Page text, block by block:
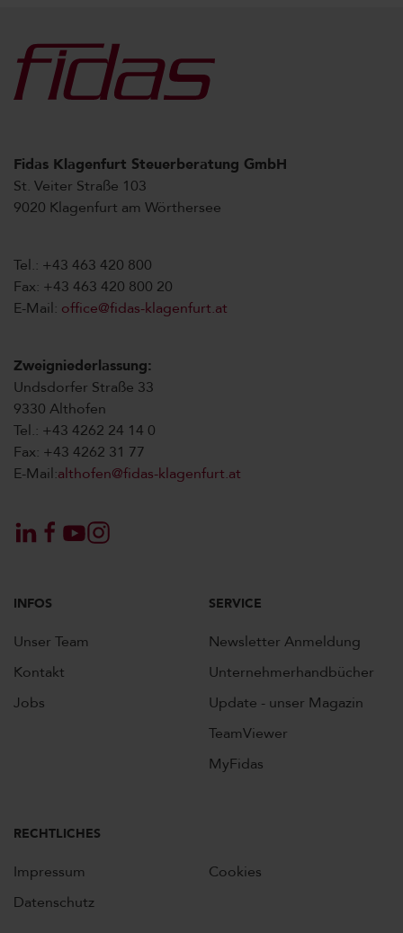
Fidas Klagenfurt Steuerberatung GmbH
St. Veiter Straße 103
9020 Klagenfurt am Wörthersee
Tel.: +43 463 420 800
Fax: +43 463 420 800 20
E-Mail: office@fidas-klagenfurt.at
Zweigniederlassung:
Undsdorfer Straße 33
9330 Althofen
Tel.: +43 4262 24 14 0
Fax: +43 4262 31 77
E-Mail:althofen@fidas-klagenfurt.at
INFOS
Unser Team
Kontakt
Jobs
SERVICE
Newsletter Anmeldung
Unternehmerhandbücher
Update - unser Magazin
TeamViewer
MyFidas
RECHTLICHES
Impressum
Datenschutz
Cookies